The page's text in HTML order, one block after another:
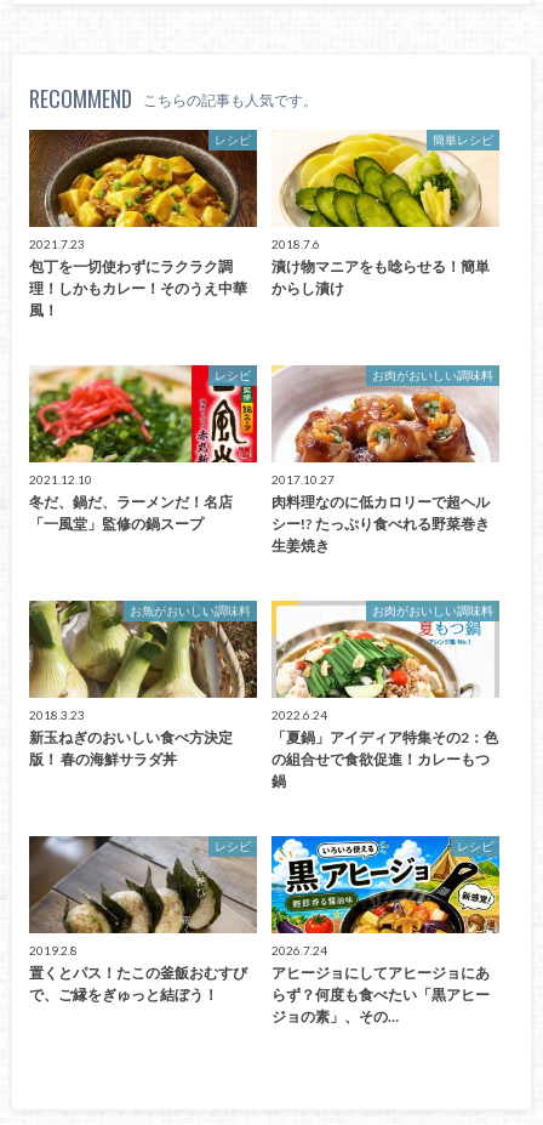
RECOMMEND こちらの記事も人気です。
レシピ
2021.7.23
包丁を一切使わずにラクラク調
理！しかもカレー！そのうえ中華
風！
簡単レシピ
2018.7.6
漬け物マニアをも唸らせる！簡単
からし漬け
レシピ
2021.12.10
冬だ、鍋だ、ラーメンだ！名店
「一風堂」監修の鍋スープ
お肉がおいしい調味料
2017.10.27
肉料理なのに低カロリーで超ヘル
シー!? たっぷり食べれる野菜巻き
生姜焼き
お魚がおいしい調味料
2018.3.23
新玉ねぎのおいしい食べ方決定
版！ 春の海鮮サラダ丼
お肉がおいしい調味料
2022.6.24
「夏鍋」アイディア特集その2：色
の組合せで食欲促進！カレーもつ
鍋
レシピ
2019.2.8
置くとパス！たこの釜飯おむすび
で、ご縁をぎゅっと結ぼう！
レシピ
2026.7.24
アヒージョにしてアヒージョにあ
らず？何度も食べたい「黒アヒー
ジョの素」、その…